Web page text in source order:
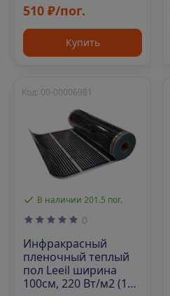
510 ₽/пог.
Купить
В наличии 201.5 пог.
Код: 00-00006981
0
Инфракрасный
пленочный теплый
пол Leeil ширина
100см, 220 Вт/м2 (100